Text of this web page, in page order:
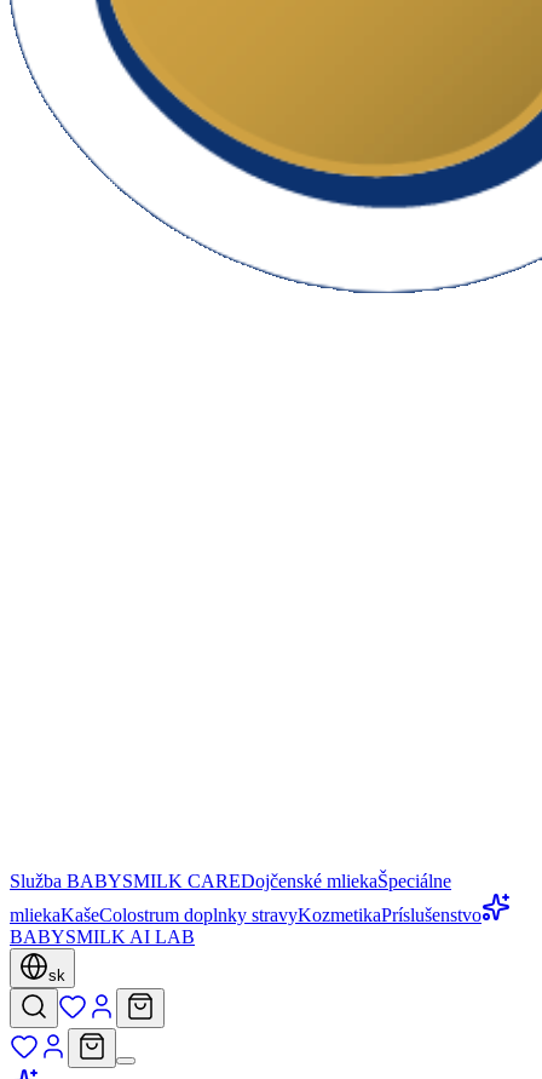
Služba BABYSMILK CAREDojčenské mliekaŠpeciálne
mliekaKašeColostrum doplnky stravyKozmetikaPríslušenstvo
BABYSMILK AI LAB
sk